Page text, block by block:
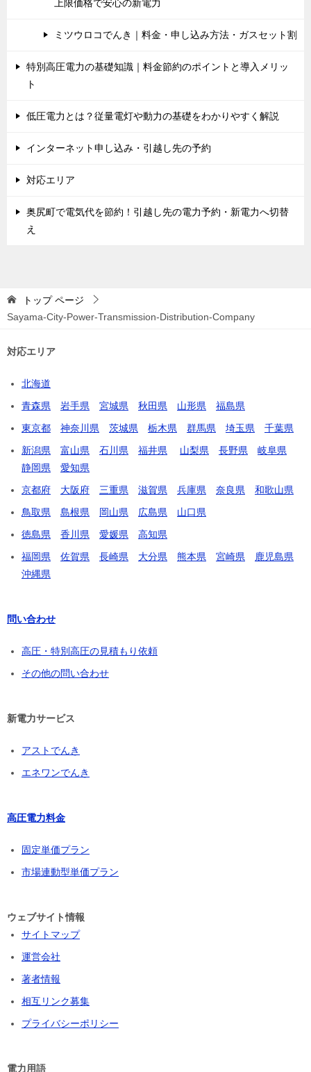
上限価格で安心の新電力
ミツウロコでんき｜料金・申し込み方法・ガスセット割
特別高圧電力の基礎知識｜料金節約のポイントと導入メリッ
ト
低圧電力とは？従量電灯や動力の基礎をわかりやすく解説
インターネット申し込み・引越し先の予約
対応エリア
奥尻町で電気代を節約！引越し先の電力予約・新電力へ切替
え
トップページ
Sayama-City-Power-Transmission-Distribution-Company
対応エリア
北海道
青森県
岩手県 宮城県 秋田県 山形県
福島県
東京都
神奈川県 茨城県 栃木県 群馬県 埼玉県
千葉県
新潟県
富山県 石川県 福井県 山梨県 長野県
岐阜県
静岡県
愛知県
京都府
大阪府 三重県 滋賀県 兵庫県 奈良県
和歌山県
鳥取県
島根県 岡山県 広島県
山口県
徳島県
香川県 愛媛県
高知県
福岡県
佐賀県 長崎県 大分県 熊本県 宮崎県
鹿児島県
沖縄県
問い合わせ
高圧・特別高圧の見積もり依頼
その他の問い合わせ
新電力サービス
アストでんき
エネワンでんき
高圧電力料金
固定単価プラン
市場連動型単価プラン
ウェブサイト情報
サイトマップ
運営会社
著者情報
相互リンク募集
プライバシーポリシー
電力用語